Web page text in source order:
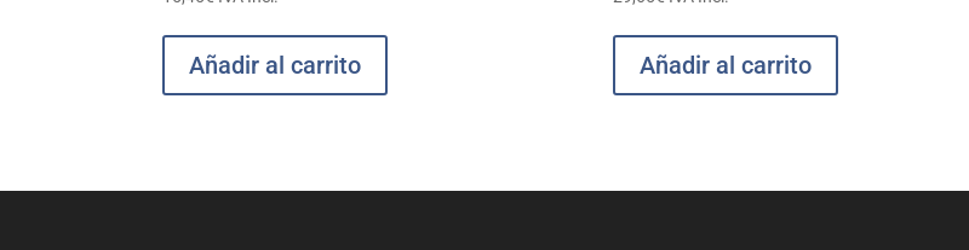
Añadir al carrito Añadir al carrito